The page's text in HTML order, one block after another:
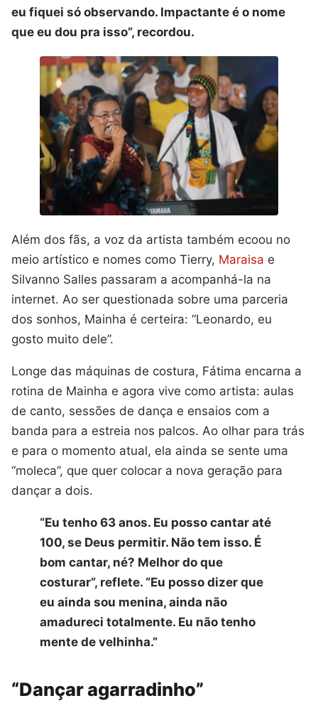
eu fiquei só observando. Impactante é o nome
que eu dou pra isso”, recordou.
Além dos fãs, a voz da artista também ecoou no
meio artístico e nomes como Tierry, Maraisa e
Silvanno Salles passaram a acompanhá-la na
internet. Ao ser questionada sobre uma parceria
dos sonhos, Mainha é certeira: “Leonardo, eu
gosto muito dele”.
Longe das máquinas de costura, Fátima encarna a
rotina de Mainha e agora vive como artista: aulas
de canto, sessões de dança e ensaios com a
banda para a estreia nos palcos. Ao olhar para trás
e para o momento atual, ela ainda se sente uma
“moleca”, que quer colocar a nova geração para
dançar a dois.
“Eu tenho 63 anos. Eu posso cantar até
100, se Deus permitir. Não tem isso. É
bom cantar, né? Melhor do que
costurar”, reflete. “Eu posso dizer que
eu ainda sou menina, ainda não
amadureci totalmente. Eu não tenho
mente de velhinha.”
“Dançar agarradinho”